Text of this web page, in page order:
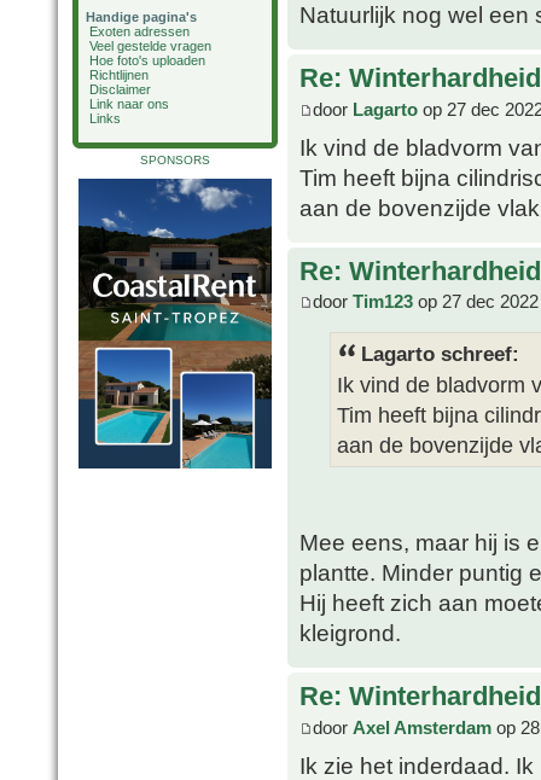
Handige pagina's
Exoten adressen
Veel gestelde vragen
Hoe foto's uploaden
Richtlijnen
Disclaimer
Link naar ons
Links
SPONSORS
Natuurlijk nog wel een
Re:
door Lagarto op 27 dec
Ik vind de bladvorm
Tim heeft bijna
aan de bovenzijde
Re:
door Tim123 op 27 dec
Lagarto schreef:
Ik vind de bladvorm
Tim heeft bijna
aan de bovenzijde
Mee eens, maar hij is
plantte. Minder puntig
Hij heeft zich aan
kleigrond.
Re:
door Axel Amsterdam op
Ik zie het inderdaad.